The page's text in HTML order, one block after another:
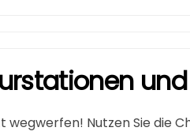
wegwerfen! Nutzen Sie die